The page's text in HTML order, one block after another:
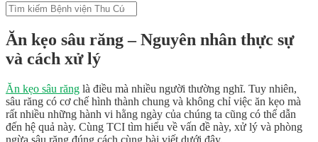
Ăn kẹo sâu răng – Nguyên nhân thực sự
và cách xử lý
Ăn kẹo sâu răng là điều mà nhiều người thường nghĩ. Tuy nhiên,
sâu răng có cơ chế hình thành chung và không chỉ việc ăn kẹo mà
rất nhiều những hành vi hằng ngày của chúng ta cũng có thể dẫn
đến hệ quả này. Cùng TCI tìm hiểu về vấn đề này, xử lý và phòng
ngừa sâu răng đúng cách cùng bài viết dưới đây.